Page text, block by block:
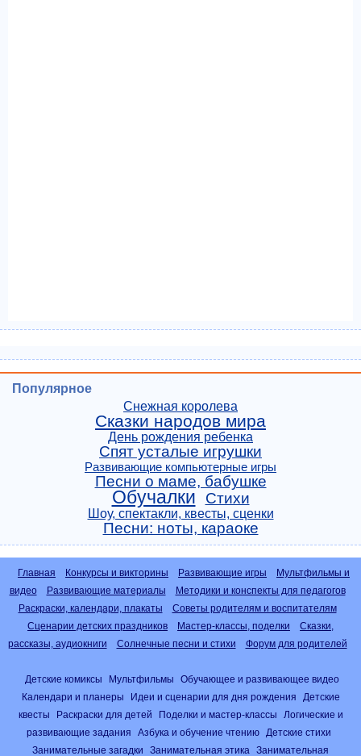
Популярное
Снежная королева
Сказки народов мира
День рождения ребенка
Спят усталые игрушки
Развивающие компьютерные игры
Песни о маме, бабушке
Обучалки Стихи
Шоу, спектакли, квесты, сценки
Песни: ноты, караоке
Главная Конкурсы и викторины Развивающие игры
Мультфильмы и
видео
Развивающие материалы
Методики и конспекты для педагогов
Раскраски, календари, плакаты
Советы родителям и воспитателям
Сценарии детских праздников
Мастер-классы, поделки
Сказки,
рассказы, аудиокниги
Солнечные песни и стихи Форум для родителей
Детские комиксы Мультфильмы
Обучающее и развивающее видео
Календари и планеры
Идеи и сценарии для дня рождения
Детские
квесты
Раскраски для детей Поделки и мастер-классы
Логические и
развивающие задания
Азбука и обучение чтению
Детские стихи
Занимательные загадки
Занимательная этика
Занимательная